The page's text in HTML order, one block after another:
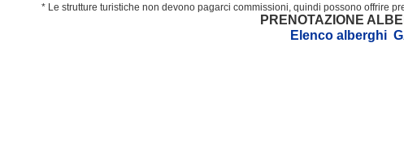
* Le strutture turistiche non devono pagarci commissioni, quindi possono offrire
PRENOTAZIONE
Elenco alberghi